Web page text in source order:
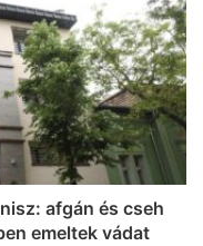
afgán és cseh
emeltek vádat